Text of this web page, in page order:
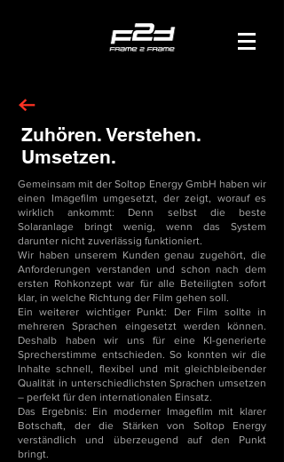
Zuhören. Verstehen.
Umsetzen.
Gemeinsam mit der Soltop Energy GmbH haben wir
einen Imagefilm umgesetzt, der zeigt, worauf es
wirklich ankommt: Denn selbst die beste
Solaranlage bringt wenig, wenn das System
darunter nicht zuverlässig funktioniert.
Wir haben unserem Kunden genau zugehört, die
Anforderungen verstanden und schon nach dem
ersten Rohkonzept war für alle Beteiligten sofort
klar, in welche Richtung der Film gehen soll.
Ein weiterer wichtiger Punkt: Der Film sollte in
mehreren Sprachen eingesetzt werden können.
Deshalb haben wir uns für eine KI-generierte
Sprecherstimme entschieden. So konnten wir die
Inhalte schnell, flexibel und mit gleichbleibender
Qualität in unterschiedlichsten Sprachen umsetzen
– perfekt für den internationalen Einsatz.
Das Ergebnis: Ein moderner Imagefilm mit klarer
Botschaft, der die Stärken von Soltop Energy
verständlich und überzeugend auf den Punkt
bringt.